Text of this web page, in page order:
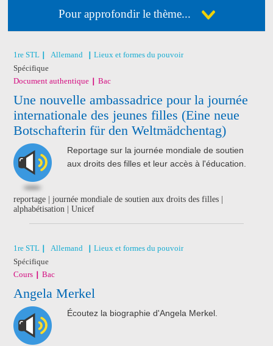
Pour approfondir le thème...
1re STL Allemand
Lieux et formes du pouvoir
Spécifique
Document authentique
Bac
Une nouvelle ambassadrice pour la journée
internationale des jeunes filles (Eine neue
Botschafterin für den Weltmädchentag)
Reportage sur la journée mondiale de soutien
aux droits des filles et leur accès à l'éducation.
reportage | journée mondiale de soutien aux droits des filles |
alphabétisation | Unicef
1re STL Allemand
Lieux et formes du pouvoir
Spécifique
Cours
Bac
Angela Merkel
Écoutez la biographie d'Angela Merkel.